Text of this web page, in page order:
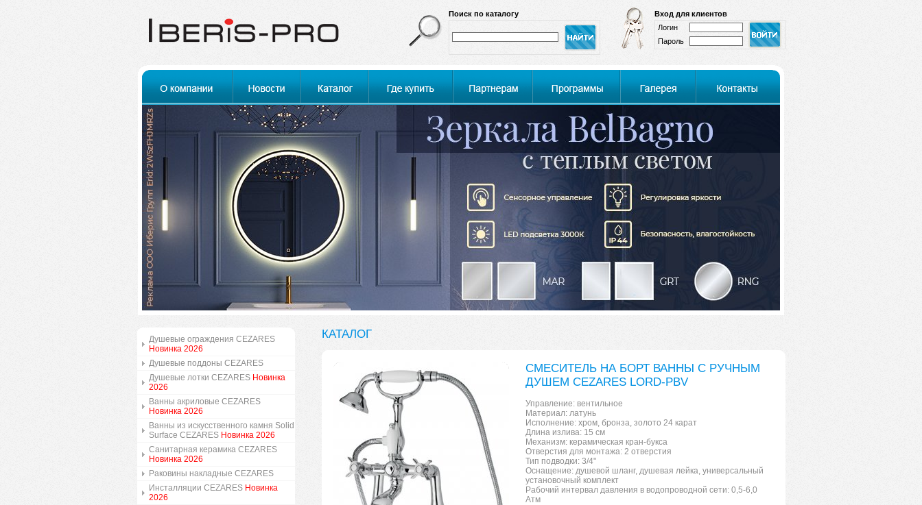
Вход для клиентов
Логин
Пароль
Поиск по каталогу
Душевые ограждения CEZARES
Новинка 2026
Душевые поддоны CEZARES
Душевые лотки CEZARES Новинка
2026
Ванны акриловые CEZARES
Новинка 2026
Ванны из искусственного камня Solid
Surface CEZARES Новинка 2026
Санитарная керамика CEZARES
Новинка 2026
Раковины накладные CEZARES
Инсталляции CEZARES Новинка
2026
КАТАЛОГ
СМЕСИТЕЛЬ НА БОРТ ВАННЫ С РУЧНЫМ
ДУШЕМ CEZARES LORD-PBV
Управление: вентильное
Материал: латунь
Исполнение: хром, бронза, золото 24 карат
Длина излива: 15 см
Механизм: керамическая кран-букса
Отверстия для монтажа: 2 отверстия
Тип подводки: 3/4"
Оснащение: душевой шланг, душевая лейка, универсальный
установочный комплект
Рабочий интервал давления в водопроводной сети: 0,5-6,0
Атм